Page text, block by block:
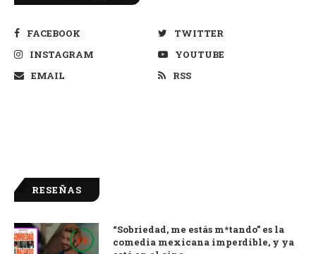
FACEBOOK
TWITTER
INSTAGRAM
YOUTUBE
EMAIL
RSS
RESEÑAS
9.0
“Sobriedad, me estás m*tando” es la
comedia mexicana imperdible, y ya